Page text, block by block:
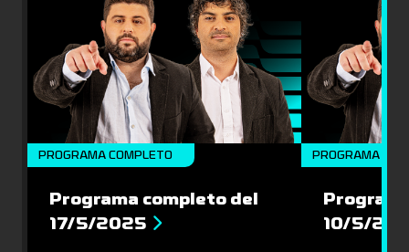
PROGRAMA COMPLETO
Programa completo del
17/5/2025
PROGRAMA
10/5/